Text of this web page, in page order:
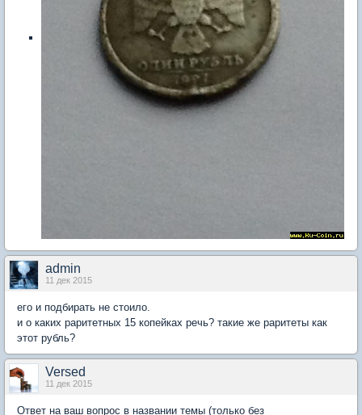
admin
11 дек 2015
его и подбирать не стоило.
и о каких раритетных 15 копейках речь? такие же раритеты как
этот рубль?
Versed
11 дек 2015
Ответ на ваш вопрос в названии темы (только без